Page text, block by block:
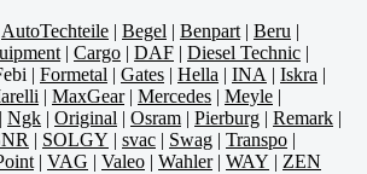
AutoTechteile | Begel | Benpart | Beru |
| Cargo | DAF | Diesel Technic |
| Formetal | Gates | Hella | INA | Iskra |
| MaxGear| Mercedes | Meyle |
| Ngk | Original | Osram | Pierburg | Remark |
| SOLGY | svac | Swag | Transpo |
| VAG | Valeo | Wahler| WAY | ZEN